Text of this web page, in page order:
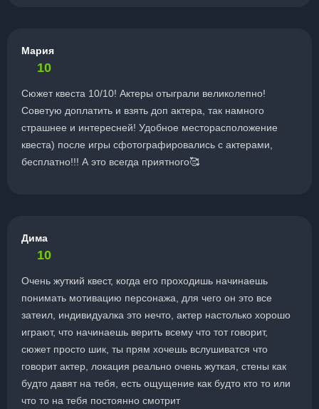
Мария
10
Сюжет квеста 10/10! Актеры отыграли великолепно!
Советую доплатить и взять доп актера, так намного
страшнее и интересней! Удобное месторасположение
квеста) после игры сфотографировались с актерами,
бесплатно!!! А это всегда приятного🥰
Дима
10
Очень жуткий квест, когда его проходишь начинаешь
понимать мотивацию персонажа, для чего он это все
затеил, индивидуалка это нечто, актер настолько хорошо
играют, что начинаешь верить всему что тот говорит,
сюжет просто шик, ты прям хочешь вслушиватся что
говорит актер, локация реально очень жуткая, стены как
будто давят на тебя, есть ощущение как будто кто то или
что то на тебя постоянно смотрит